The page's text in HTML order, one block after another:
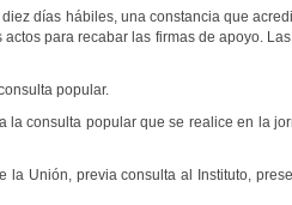
días hábiles, una constancia que
para recabar las firmas de apoyo.
popular.
la consulta popular que se realice en la
Unión, previa consulta al Instituto,